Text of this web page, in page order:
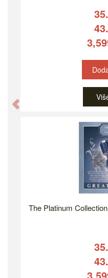
The Platinum